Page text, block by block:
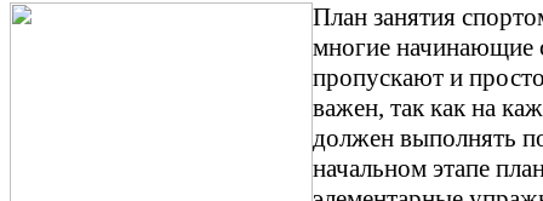
План занятия
многие начинающие
пропускают и
важен, так как на
должен выполнять
начальном этапе